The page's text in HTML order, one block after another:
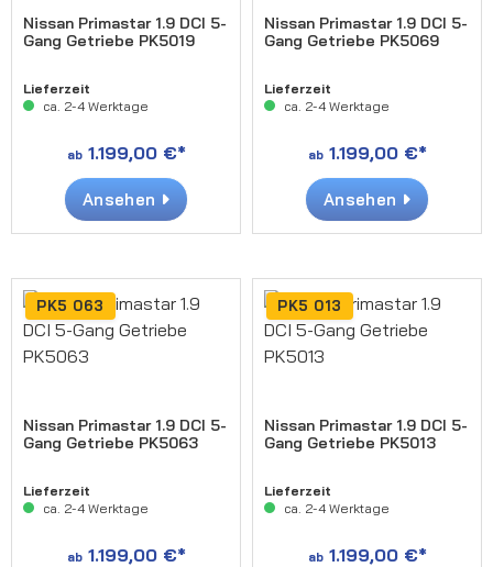
Nissan Primastar 1.9 DCI 5-
Gang Getriebe PK5019
Lieferzeit
ca. 2-4 Werktage
ab1.199,00 €*
Ansehen
Nissan Primastar 1.9 DCI 5-
Gang Getriebe PK5069
Lieferzeit
ca. 2-4 Werktage
ab1.199,00 €*
Ansehen
PK5 063
Nissan Primastar 1.9 DCI 5-
Gang Getriebe PK5063
Lieferzeit
ca. 2-4 Werktage
ab1.199,00 €*
PK5 013
Nissan Primastar 1.9 DCI 5-
Gang Getriebe PK5013
Lieferzeit
ca. 2-4 Werktage
ab1.199,00 €*